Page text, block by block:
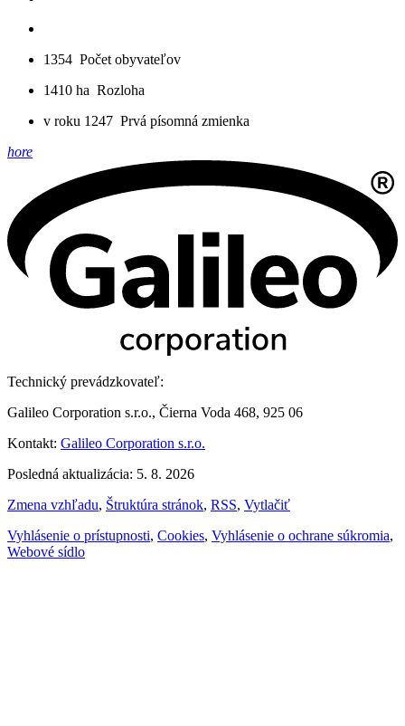
1354 Počet obyvateľov
1410 ha Rozloha
v roku 1247 Prvá písomná zmienka
hore
Technický prevádzkovateľ:
Galileo Corporation s.r.o., Čierna Voda 468, 925 06
Kontakt: Galileo Corporation s.r.o.
Posledná aktualizácia: 5. 8. 2026
Zmena vzhľadu, Štruktúra stránok, RSS, Vytlačiť
Vyhlásenie o prístupnosti, Cookies, Vyhlásenie o ochrane súkromia,
Webové sídlo